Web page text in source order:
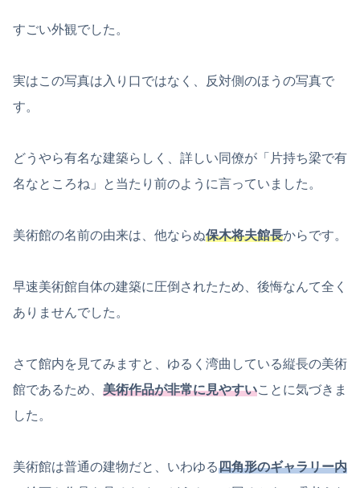
すごい外観でした。
実はこの写真は入り口ではなく、反対側のほうの写真で
す。
どうやら有名な建築らしく、詳しい同僚が「片持ち梁で有
名なところね」と当たり前のように言っていました。
美術館の名前の由来は、他ならぬ保木将夫館長からです。
早速美術館自体の建築に圧倒されたため、後悔なんて全く
ありませんでした。
さて館内を見てみますと、ゆるく湾曲している縦長の美術
館であるため、 美術作品が非常に見やすいことに気づきま
した。
美術館は普通の建物だと、いわゆる四角形のギャラリー内